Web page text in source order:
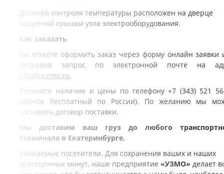
Дисплей контроля температуры расположен на дверце
защитной крышки узла электрооборудования.
Как заказать
Вы можете оформить заказ через форму онлайн заявки
отправив запрос по электронной почте на
info@urzmo.ru.
Уточните наличие и цены по телефону +7 (343) 521
(звонок бесплатный по России). По желанию мы
составить договор поставки.
Мы доставим ваш груз до любого
терминала в Екатеринбурге.
Уважаемые посетители. Для сохранения ваших и наших
драгоценных минут, наше предприятие «УЗМО» делает